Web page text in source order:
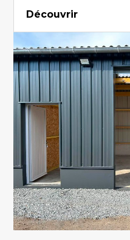
Découvrir